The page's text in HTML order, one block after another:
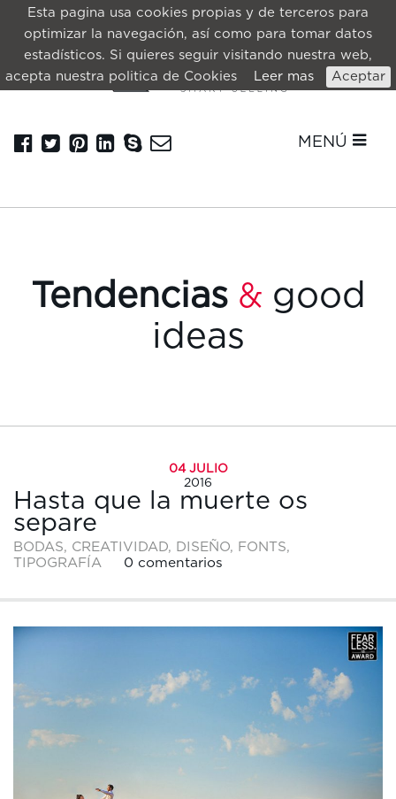
Esta pagina usa cookies propias y de terceros para
optimizar la navegación, así como para tomar datos
estadísticos. Si quieres seguir visitando nuestra web,
acepta nuestra politica de Cookies
Leer mas Aceptar
MENÚ
Tendencias &good
ideas
04 JULIO
2016
Hasta que la muerte os
separe
BODAS, CREATIVIDAD, DISEÑO, FONTS,
TIPOGRAFÍA
0 comentarios